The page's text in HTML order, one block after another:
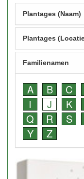
Plantages (Naam)
Plantages
Familienamen
A B C
I
J K
Q
R S
Y
Z